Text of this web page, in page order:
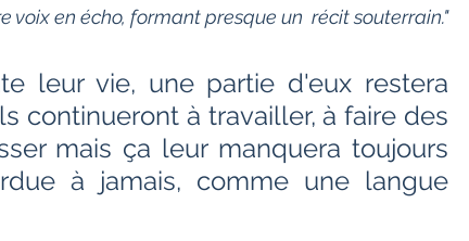
en écho, formant presque un  récit souterrain."
leur vie, une partie d'eux restera
continueront à travailler, à faire des
mais ça leur manquera toujours
à jamais, comme une langue